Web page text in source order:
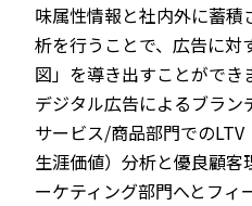
味属性情報と社内外に蓄
析を行うことで、広告に対
図」を導き出すことができ
デジタル広告によるブラン
サービス/商品部門での
生涯価値）分析と優良顧
ーケティング部門へとフィ